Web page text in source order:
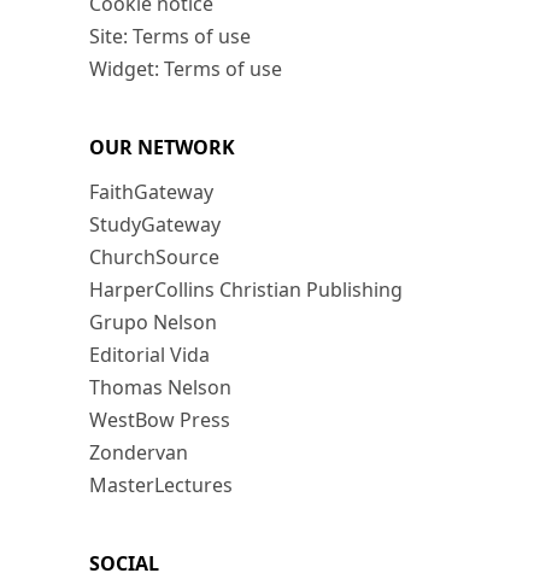
Site: Terms of use
Widget: Terms of use
OUR NETWORK
FaithGateway
StudyGateway
ChurchSource
HarperCollins Christian Publishing
Grupo Nelson
Editorial Vida
Thomas Nelson
WestBow Press
Zondervan
MasterLectures
SOCIAL